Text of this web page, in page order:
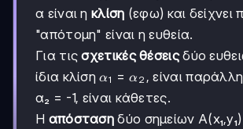
α είναι η κλίση (εφω) και δείχνει
"απότομη" είναι η ευθεία.
Για τιςσχετικές θέσειςδύο
ίδια κλίσηα₁
=
α₂
α1 = α2 , είναι
α₂ = -1, είναι κάθετες.
Η απόσταση δύο σημείων